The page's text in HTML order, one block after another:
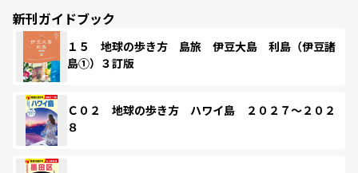
新刊ガイドブック
１５ 地球の歩き方 島旅 伊豆大島 利島（伊豆諸
島①）３訂版
Ｃ０２ 地球の歩き方 ハワイ島 ２０２７～２０２
８